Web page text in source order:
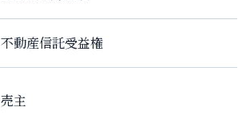
不動産信託受益権
売主